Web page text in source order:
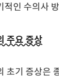
적인 수의사
주요 증상
초기 증상은